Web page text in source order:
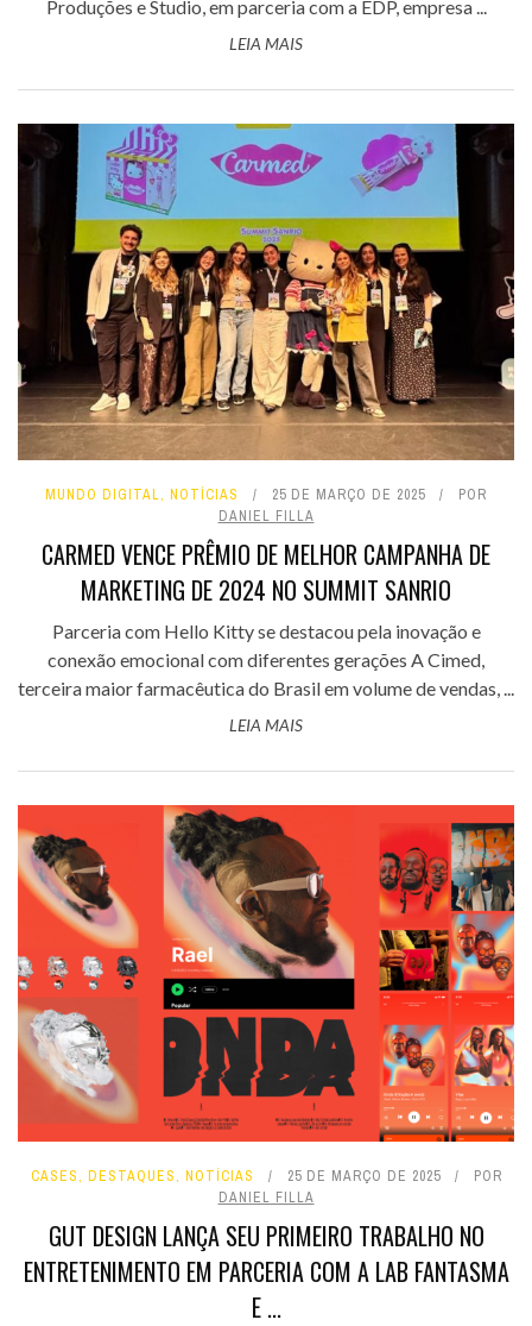
Produções e Studio, em parceria com a EDP, empresa ...
LEIA MAIS
MUNDO DIGITAL, NOTÍCIAS 25 DE MARÇO DE 2025
POR
DANIEL FILLA
CARMED VENCE PRÊMIO DE MELHOR CAMPANHA DE
MARKETING DE 2024 NO SUMMIT SANRIO
Parceria com Hello Kitty se destacou pela inovação e
conexão emocional com diferentes gerações A Cimed,
terceira maior farmacêutica do Brasil em volume de vendas, ...
LEIA MAIS
CASES, DESTAQUES, NOTÍCIAS 25 DE MARÇO DE 2025
POR
DANIEL FILLA
GUT DESIGN LANÇA SEU PRIMEIRO TRABALHO NO
ENTRETENIMENTO EM PARCERIA COM A LAB FANTASMA
E ...